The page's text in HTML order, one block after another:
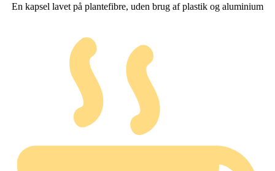
En kapsel lavet på plantefibre, uden brug af plastik og aluminium